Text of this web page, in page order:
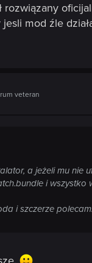
rozwiązany
mod źle
veteran
a jeżeli mu nie
i wszystko
i szczerze polecam.